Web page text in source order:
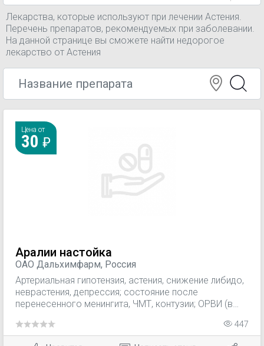
Лекарства, которые используют при лечении Астения.
Перечень препаратов, рекомендуемых при заболевании.
На данной странице вы сможете найти недорогое
лекарство от Астения
Цена от
30
Аралии настойка
ОАО Дальхимфарм, Россия
Артериальная гипотензия, астения, снижение либидо,
неврастения, депрессия; состояние после
перенесенного менингита, ЧМТ, контузии; ОРВИ (в
постгриппозный арахноидит, лучевая болезнь;
физическое и психическое переутомление;
447